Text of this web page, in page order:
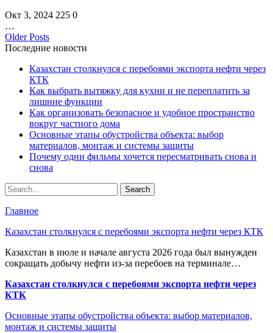
Окт 3, 2024 225 0
…
Older Posts
Последние новости
Казахстан столкнулся с перебоями экспорта нефти через
КТК
Как выбрать вытяжку для кухни и не переплатить за
лишние функции
Как организовать безопасное и удобное пространство
вокруг частного дома
Основные этапы обустройства объекта: выбор
материалов, монтаж и системы защиты
Почему одни фильмы хочется пересматривать снова и
снова
Главное
Казахстан столкнулся с перебоями экспорта нефти через КТК
Казахстан в июле и начале августа 2026 года был вынужден
сокращать добычу нефти из-за перебоев на терминале…
Казахстан столкнулся с перебоями экспорта нефти через
КТК
Основные этапы обустройства объекта: выбор материалов,
монтаж и системы защиты